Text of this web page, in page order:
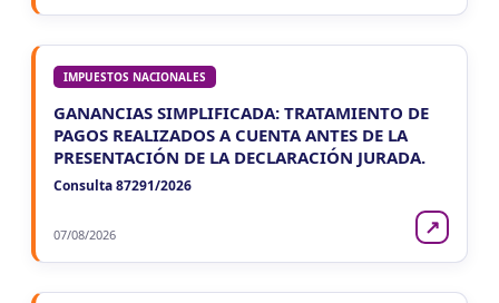
IMPUESTOS NACIONALES
GANANCIAS SIMPLIFICADA: TRATAMIENTO DE
PAGOS REALIZADOS A CUENTA ANTES DE LA
PRESENTACIÓN DE LA DECLARACIÓN JURADA.
Consulta 87291/2026
07/08/2026 ↗